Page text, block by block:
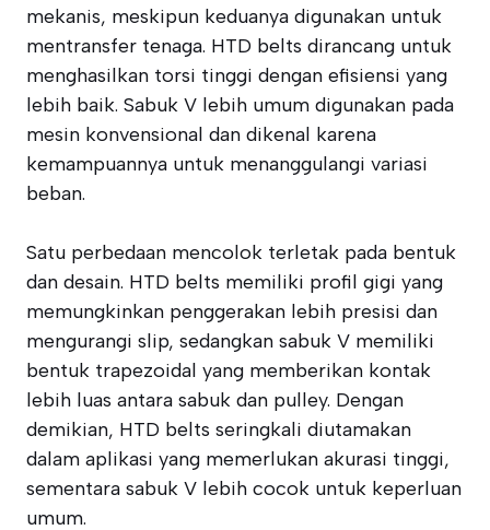
mekanis, meskipun keduanya digunakan untuk
mentransfer tenaga. HTD belts dirancang untuk
menghasilkan torsi tinggi dengan efisiensi yang
lebih baik. Sabuk V lebih umum digunakan pada
mesin konvensional dan dikenal karena
kemampuannya untuk menanggulangi variasi
beban.
Satu perbedaan mencolok terletak pada bentuk
dan desain. HTD belts memiliki profil gigi yang
memungkinkan penggerakan lebih presisi dan
mengurangi slip, sedangkan sabuk V memiliki
bentuk trapezoidal yang memberikan kontak
lebih luas antara sabuk dan pulley. Dengan
demikian, HTD belts seringkali diutamakan
dalam aplikasi yang memerlukan akurasi tinggi,
sementara sabuk V lebih cocok untuk keperluan
umum.